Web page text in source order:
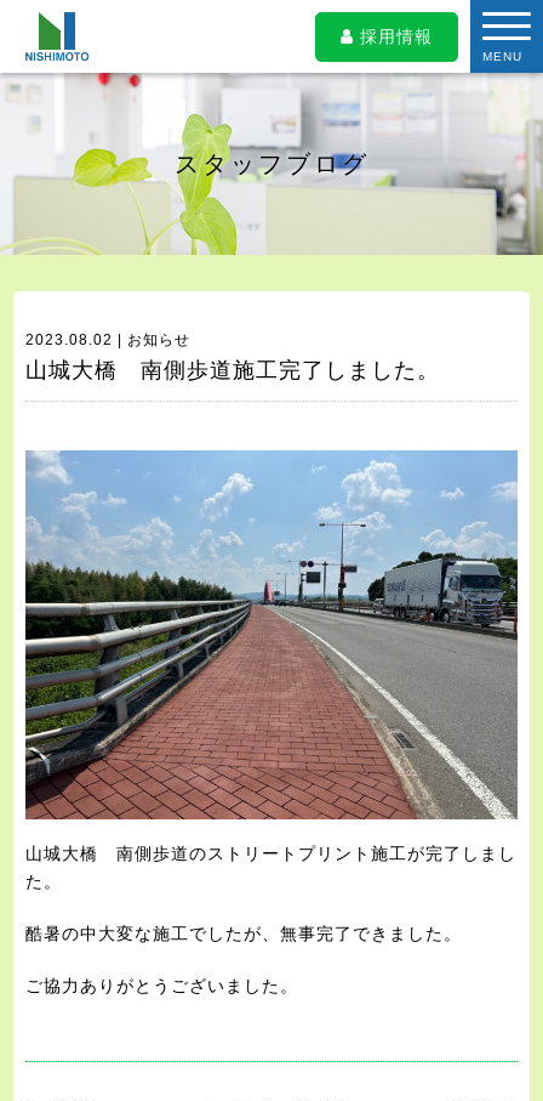
採用情報
MENU
スタッフブログ
2023.08.02 | お知らせ
山城大橋 南側歩道施工完了しました。
山城大橋 南側歩道のストリートプリント施工が完了しまし
た。
酷暑の中大変な施工でしたが、無事完了できました。
ご協力ありがとうございました。